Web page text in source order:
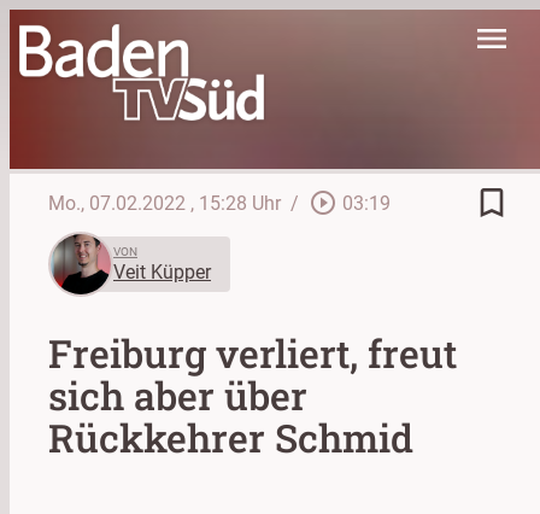
menu
Mo., 07.02.2022 , 15:28 Uhr / play_circle_outline 03:19 bookmark_border
VON
Veit Küpper
Freiburg verliert, freut
sich aber über
Rückkehrer Schmid